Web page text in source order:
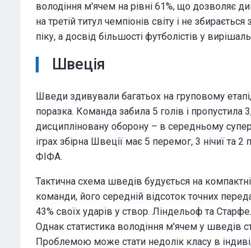
володіння м'ячем на рівні 61%, що дозволяє
на третій титул чемпіонів світу і не
піку, а досвід більшості футболістів у
Швеція
Шведи здивували багатьох на груповому
поразка. Команда забила 5 голів і
дисципліновану оборону – в середньому
іграх збірна Швеції має 5 перемог, 3 нічиї
ФІФА.
Тактична схема шведів будується на
команди, його середній відсоток точних
43% своїх ударів у створ. Ліндельоф та
Однак статистика володіння м'ячем у шведів
Проблемою може стати недолік класу в